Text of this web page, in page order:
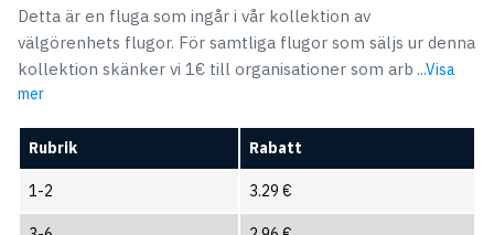
Detta är en fluga som ingår i vår kollektion av
välgörenhets flugor. För samtliga flugor som säljs ur denna
kollektion skänker vi 1€ till organisationer som arb ...Visa
mer
Rubrik Rabatt
1-2 3.29 €